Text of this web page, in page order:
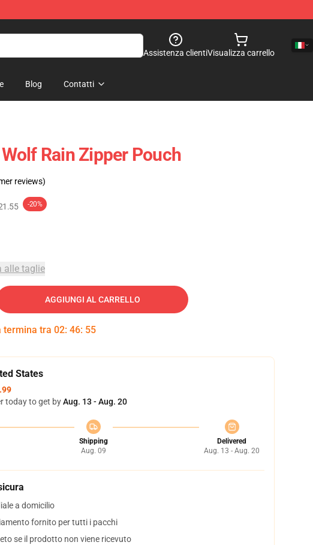
Assistenza clientiVisualizza carrello
Blog Contatti
Rain Zipper Pouch
reviews)
-20%
alle taglie
AGGIUNGI AL CARRELLO
termina tra 02: 46: 54
States
today to get byAug. 13 - Aug. 20
Shipping
Aug. 09
Delivered
Aug. 13 - Aug. 20
a domicilio
fornito per tutti i pacchi
se il prodotto non viene ricevuto